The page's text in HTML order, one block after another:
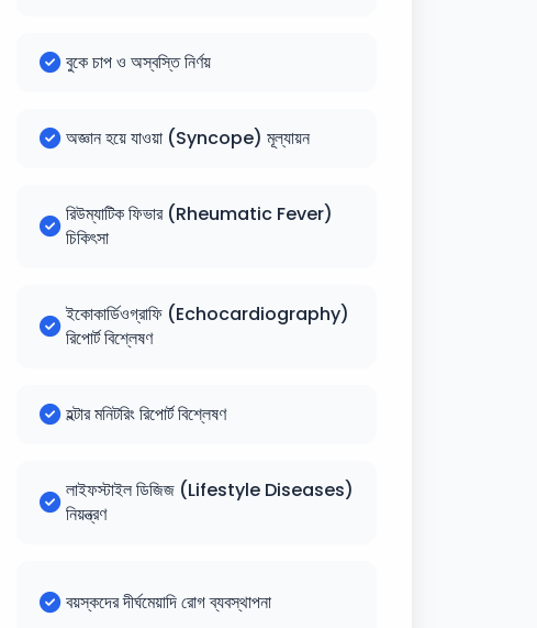
বুকে চাপ ও অস্বস্তি নির্ণয়
অজ্ঞান হয়ে যাওয়া (Syncope) মূল্যায়ন
রিউম্যাটিক ফিভার (Rheumatic Fever)
চিকিৎসা
ইকোকার্ডিওগ্রাফি (Echocardiography)
রিপোর্ট বিশ্লেষণ
হল্টার মনিটরিং রিপোর্ট বিশ্লেষণ
লাইফস্টাইল ডিজিজ (Lifestyle Diseases)
নিয়ন্ত্রণ
বয়স্কদের দীর্ঘমেয়াদি রোগ ব্যবস্থাপনা